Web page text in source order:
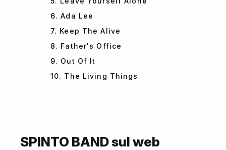
6. Ada Lee
7. Keep The Alive
8. Father's Office
9. Out Of It
10. The Living Things
SPINTO BAND sul web